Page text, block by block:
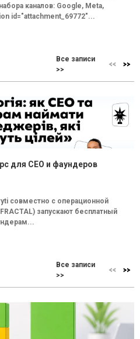
каналов: Google, Meta,
id="attachment_69772"...
Все записи
>>
для CEO и фаундеров
совместно с операционной
запускают бесплатный
Все записи
>>